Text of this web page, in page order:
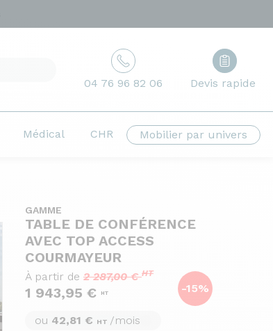
04 76 96 82 06 Devis rapide
Médical CHR Mobilier par univers
GAMME
TABLE DE CONFÉRENCE
AVEC TOP ACCESS
COURMAYEUR
-15%
À partir de 2 287,00 €HT
1 943,95 € HT
ou 42,81 € HT /mois